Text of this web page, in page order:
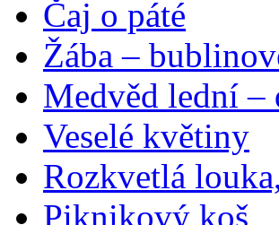
Čaj o páté
Žába –
Medvěd lední –
Veselé květiny
Rozkvetlá
Piknikový koš